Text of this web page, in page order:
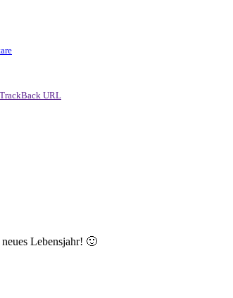
TrackBack URL
Lebensjahr! 🙂